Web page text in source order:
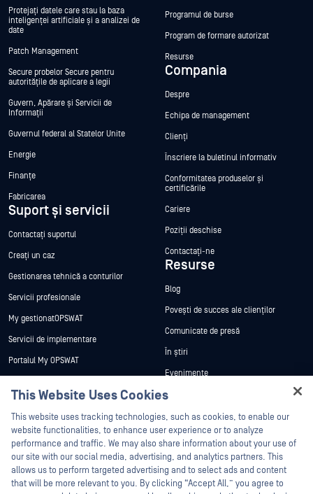
Protejați datele care stau la baza
inteligenței artificiale și a analizei de
date
Patch Management
Secure probelor Secure pentru
autoritățile de aplicare a legii
Guvern, Apărare și Servicii de
Informații
Guvernul federal al Statelor Unite
Energie
Finanțe
Fabricarea
Suport și servicii
Contactați suportul
Creați un caz
Gestionarea tehnică a conturilor
Servicii profesionale
My gestionatOPSWAT
Servicii de implementare
Portalul My OPSWAT
vulnerabilităților
Parteneri
Certificare
Programul de burse
Program de formare autorizat
Resurse
Compania
Despre
Echipa de management
Clienți
Înscriere la buletinul informativ
Conformitatea produselor și
certificările
Cariere
Poziții deschise
Contactați-ne
Resurse
Blog
Povești de succes ale clienților
Comunicate de presă
În știri
Evenimente
Webinare
Fișe de date
Cărți albe
Instrumente gratuite
This Website Uses Cookies
This website uses tracking technologies, such as cookies, to enable our
website functionalities, to enhance user experience or to analyze
performance and traffic. We may also share information about your use of
our site with our social media, advertising, and analytics partners. This
allows us to perform targeted advertising and to select ads and content
that will be more relevant to you. By clicking “Accept All,” you agree to
Hey there!
I'm Ozzy, your OPSWAT virtual assistant.
How can I help you secure what's critical
today?